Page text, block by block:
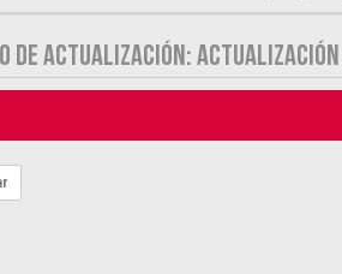
ACTUALIZACIÓN: